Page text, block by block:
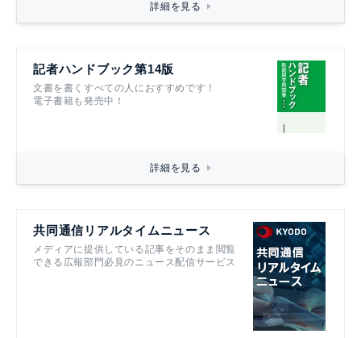
詳細を見る
記者ハンドブック第14版
文書を書くすべての人におすすめです！
電子書籍も発売中！
詳細を見る
共同通信リアルタイムニュース
メディアに提供している記事をそのまま閲覧
できる広報部門必見のニュース配信サービス